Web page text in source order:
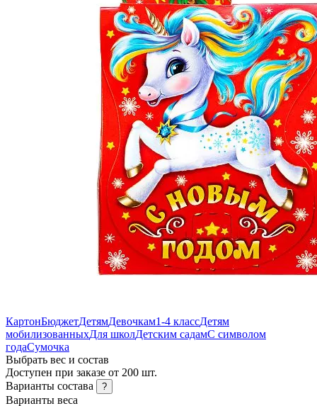
КартонБюджетДетямДевочкам1-4 классДетям
мобилизованныхДля школДетским садамС символом
годаСумочка
Выбрать вес и состав
Доступен при заказе от 200 шт.
Варианты состава
?
Варианты веса